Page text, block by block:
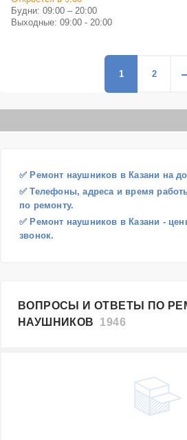
Будни: 09:00 – 20:00
Выходные: 09:00 - 20:00
1 2
✅ Ремонт наушников в Казани на
✅ Телефоны, адреса и время
по ремонту.
✅ Ремонт наушников в Казани -
звонок.
ВОПРОСЫ И ОТВЕТЫ ПО
НАУШНИКОВ 1946